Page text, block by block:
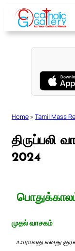
content
Home » Tamil Mass
திருப்பலி
2024
முதல் வாசகம்
யாராவது எனது